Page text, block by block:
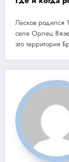
Лесков родился
селе Орлец
это территория